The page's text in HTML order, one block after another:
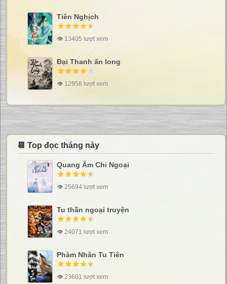
Tiên Nghịch
👁 13405 lượt xem
Đại Thanh ẩn long
👁 12958 lượt xem
📆 Top đọc tháng này
Quang Âm Chi Ngoại
👁 25694 lượt xem
Tu thần ngoại truyện
👁 24071 lượt xem
Phàm Nhân Tu Tiên
👁 23601 lượt xem